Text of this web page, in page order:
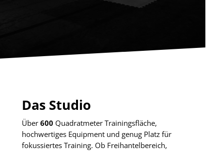
Das Studio
Über 600 Quadratmeter Trainingsfläche,
hochwertiges Equipment und genug Platz für
fokussiertes Training. Ob Freihantelbereich,